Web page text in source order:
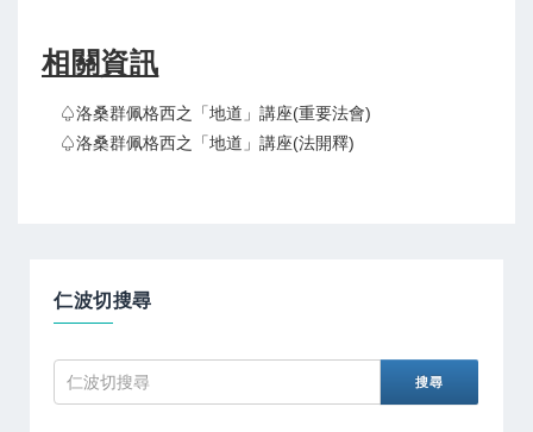
相關資訊
♤洛桑群佩格西之「地道」講座(重要法會)
♤洛桑群佩格西之「地道」講座(法開釋)
仁波切搜尋